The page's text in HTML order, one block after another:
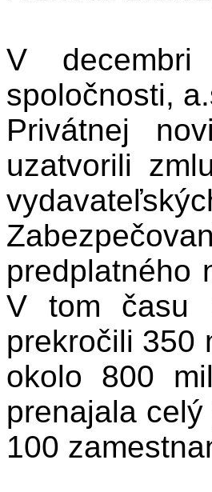
V decembri
spoločnosti,
Privátnej
uzatvorili
predplatného
V tom času
prekročili 350
okolo 800
prenajala
100